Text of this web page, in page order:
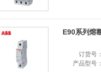
E90系列熔
订货号
产品型号